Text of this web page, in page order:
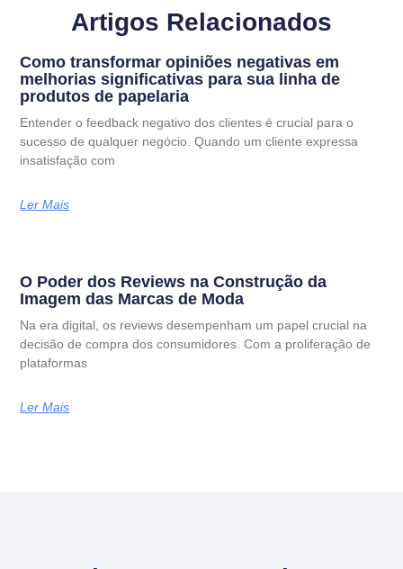
Artigos Relacionados
Como transformar opiniões negativas em
melhorias significativas para sua linha de
produtos de papelaria
Entender o feedback negativo dos clientes é crucial para o
sucesso de qualquer negócio. Quando um cliente expressa
insatisfação com
Ler Mais
O Poder dos Reviews na Construção da
Imagem das Marcas de Moda
Na era digital, os reviews desempenham um papel crucial na
decisão de compra dos consumidores. Com a proliferação de
plataformas
Ler Mais